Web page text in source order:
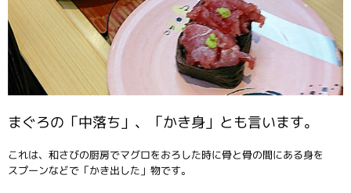
まぐろの「中落ち」、「かき身」とも言います。
これは、和さびの厨房でマグロをおろした時に骨と骨の間にある身を
スプーンなどで「かき出した」物です。